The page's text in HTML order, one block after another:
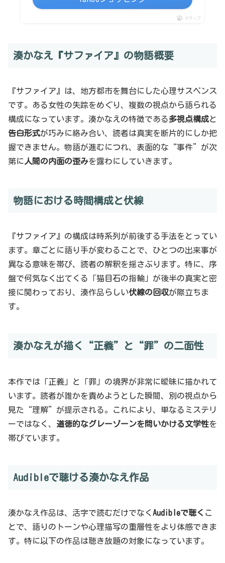
ポチップ
湊かなえ『サファイア』の物語概要
『サファイア』は、地方都市を舞台にした心理サスペンス
です。ある女性の失踪をめぐり、複数の視点から語られる
構成になっています。湊かなえの特徴である多視点構成と
告白形式が巧みに絡み合い、読者は真実を断片的にしか把
握できません。物語が進むにつれ、表面的な“事件”が次
第に 人間の内面の歪みを露わにしていきます。
物語における時間構成と伏線
『サファイア』の構成は時系列が前後する手法をとってい
ます。章ごとに語り手が変わることで、ひとつの出来事が
異なる意味を帯び、読者の解釈を揺さぶります。特に、序
盤で何気なく出てくる「猫目石の指輪」が後半の真実と密
接に関わっており、湊作品らしい伏線の回収が際立ちま
す。
湊かなえが描く“正義”と“罪”の二面性
本作では「正義」と「罪」の境界が非常に曖昧に描かれて
います。読者が誰かを責めようとした瞬間、別の視点から
見た“理解”が提示される。これにより、単なるミステリ
ーではなく、 道徳的なグレーゾーンを問いかける文学性を
帯びています。
Audibleで聴ける湊かなえ作品
湊かなえ作品は、活字で読むだけでなく Audibleで聴く こ
とで、語りのトーンや心理描写の重層性をより体感できま
す。特に以下の作品は聴き放題の対象になっています。